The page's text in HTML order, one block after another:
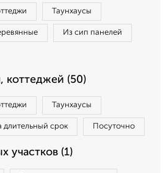
Таунхаусы
Из сип панелей
коттеджей (50)
Таунхаусы
длительный срок Посуточно
участков (1)